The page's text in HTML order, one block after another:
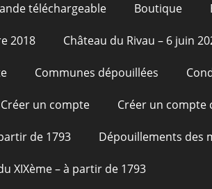
téléchargeable Boutique
2018 Château du Rivau – 6 juin
Communes dépouillées
Créer un compte Créer un compte
de 1793 Dépouillements des
XIXème – à partir de 1793